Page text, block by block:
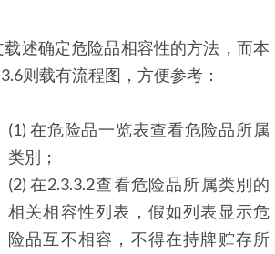
载述确定危险品相容性的方法，而本
则载有流程图，方便参考：
(1) 在危险品一览表查看危险品所属
类別；
(2) 在2.3.3.2查看危险品所属类別的
相关相容性列表，假如列表显示危
险品互不相容，不得在持牌贮存所